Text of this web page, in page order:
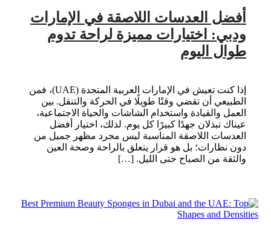
أفضل العدسات اللاصقة في الإمارات
ودبي: اختيارات مميزة لراحة تدوم
طوال اليوم
إذا كنت تعيش في الإمارات العربية المتحدة (UAE)، فمن
الطبيعي أن تقضي وقتًا طويلًا في الحركة والتنقل. بين
العمل والقيادة واستخدام الشاشات والحياة الاجتماعية،
عيناك تبذلان جهدًا كبيرًا كل يوم. لذلك، اختيار أفضل
العدسات اللاصقة المناسبة ليس مجرد مظهر جميل من
دون نظارات؛ بل هو قرار يتعلق بالراحة وصحة العين
والثقة من الصباح حتى الليل. […]